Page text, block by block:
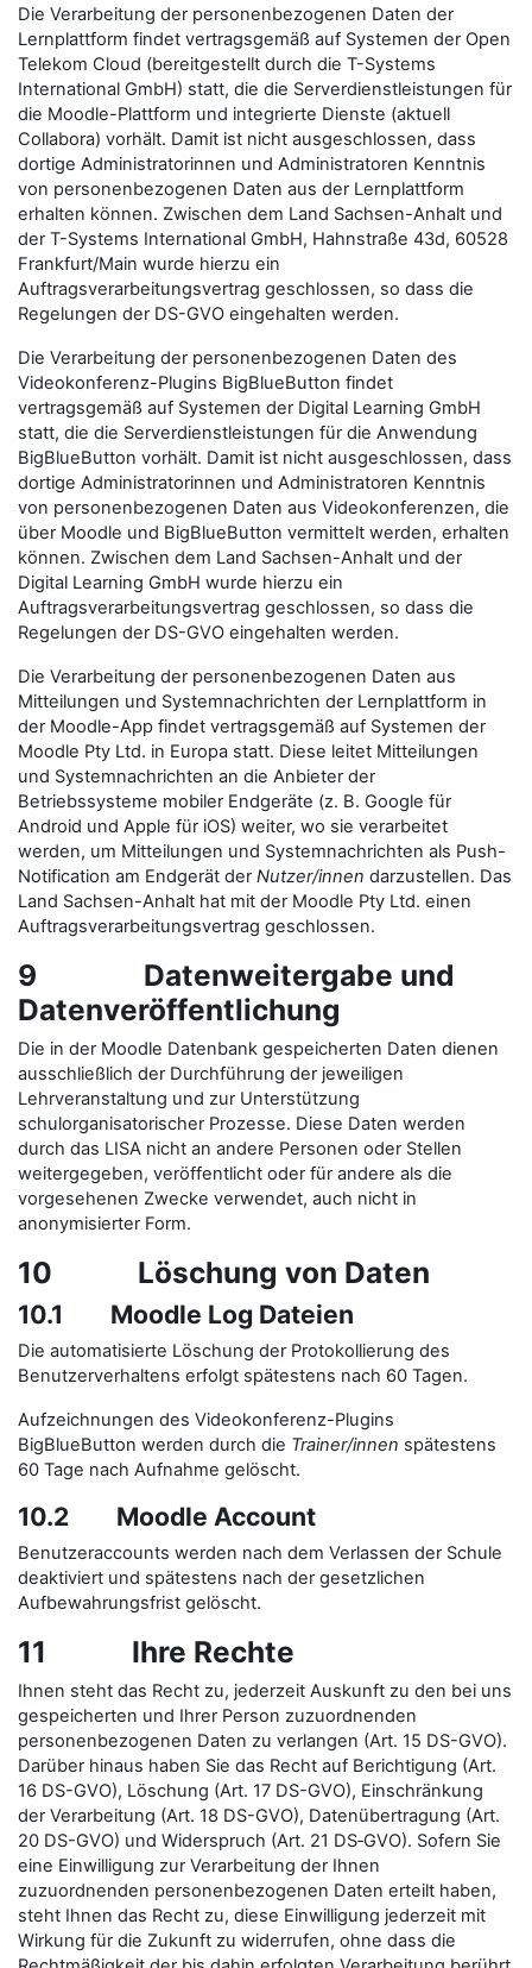
Die Verarbeitung der personenbezogenen Daten der
Lernplattform findet vertragsgemäß auf Systemen der Open
Telekom Cloud (bereitgestellt durch die T-Systems
International GmbH) statt, die die Serverdienstleistungen für
die Moodle-Plattform und integrierte Dienste (aktuell
Collabora) vorhält. Damit ist nicht ausgeschlossen, dass
dortige Administratorinnen und Administratoren Kenntnis
von personenbezogenen Daten aus der Lernplattform
erhalten können. Zwischen dem Land Sachsen-Anhalt und
der T-Systems International GmbH, Hahnstraße 43d, 60528
Frankfurt/Main wurde hierzu ein
Auftragsverarbeitungsvertrag geschlossen, so dass die
Regelungen der DS-GVO eingehalten werden.
Die Verarbeitung der personenbezogenen Daten des
Videokonferenz-Plugins BigBlueButton findet
vertragsgemäß auf Systemen der Digital Learning GmbH
statt, die die Serverdienstleistungen für die Anwendung
BigBlueButton vorhält. Damit ist nicht ausgeschlossen, dass
dortige Administratorinnen und Administratoren Kenntnis
von personenbezogenen Daten aus Videokonferenzen, die
über Moodle und BigBlueButton vermittelt werden, erhalten
können. Zwischen dem Land Sachsen-Anhalt und der
Digital Learning GmbH wurde hierzu ein
Auftragsverarbeitungsvertrag geschlossen, so dass die
Regelungen der DS-GVO eingehalten werden.
Die Verarbeitung der personenbezogenen Daten aus
Mitteilungen und Systemnachrichten der Lernplattform in
der Moodle-App findet vertragsgemäß auf Systemen der
Moodle Pty Ltd. in Europa statt. Diese leitet Mitteilungen
und Systemnachrichten an die Anbieter der
Betriebssysteme mobiler Endgeräte (z. B. Google für
Android und Apple für iOS) weiter, wo sie verarbeitet
werden, um Mitteilungen und Systemnachrichten als Push-
Notification am Endgerät derNutzer/innen darzustellen. Das
Land Sachsen-Anhalt hat mit der Moodle Pty Ltd. einen
Auftragsverarbeitungsvertrag geschlossen.
9 Datenweitergabe und
Datenveröffentlichung
Die in der Moodle Datenbank gespeicherten Daten dienen
ausschließlich der Durchführung der jeweiligen
Lehrveranstaltung und zur Unterstützung
schulorganisatorischer Prozesse. Diese Daten werden
durch das LISA nicht an andere Personen oder Stellen
weitergegeben, veröffentlicht oder für andere als die
vorgesehenen Zwecke verwendet, auch nicht in
anonymisierter Form.
10 Löschung von Daten
10.1 Moodle Log Dateien
Die automatisierte Löschung der Protokollierung des
Benutzerverhaltens erfolgt spätestens nach 60 Tagen.
Aufzeichnungen des Videokonferenz-Plugins
BigBlueButton werden durch die Trainer/innen spätestens
60 Tage nach Aufnahme gelöscht.
10.2 Moodle Account
Benutzeraccounts werden nach dem Verlassen der Schule
deaktiviert und spätestens nach der gesetzlichen
Aufbewahrungsfrist gelöscht.
11 Ihre Rechte
Ihnen steht das Recht zu, jederzeit Auskunft zu den bei uns
gespeicherten und Ihrer Person zuzuordnenden
personenbezogenen Daten zu verlangen (Art. 15 DS-GVO).
Darüber hinaus haben Sie das Recht auf Berichtigung (Art.
16 DS-GVO), Löschung (Art. 17 DS-GVO), Einschränkung
der Verarbeitung (Art. 18 DS-GVO), Datenübertragung (Art.
20 DS-GVO) und Widerspruch (Art. 21 DS‑GVO). Sofern Sie
eine Einwilligung zur Verarbeitung der Ihnen
zuzuordnenden personenbezogenen Daten erteilt haben,
steht Ihnen das Recht zu, diese Einwilligung jederzeit mit
Wirkung für die Zukunft zu widerrufen, ohne dass die